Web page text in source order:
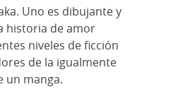
Uno es dibujante y
historia de amor
niveles de ficción
de la igualmente
un manga.